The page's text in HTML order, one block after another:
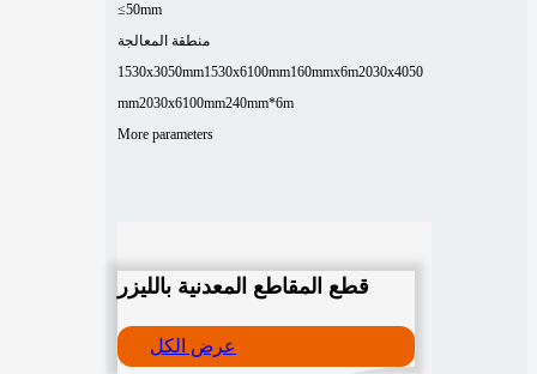
≤50mm
منطقة المعالجة
1530x3050mm1530x6100mm160mmx6m2030x4050
mm2030x6100mm240mm*6m
More parameters
قطع المقاطع المعدنية بالليزر
عرض الكل